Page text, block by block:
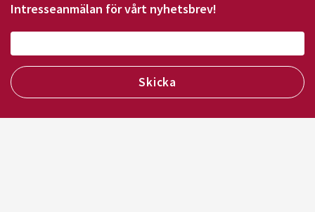
Intresseanmälan för vårt nyhetsbrev!